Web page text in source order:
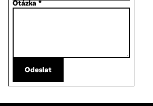
Otázka *
Odeslat